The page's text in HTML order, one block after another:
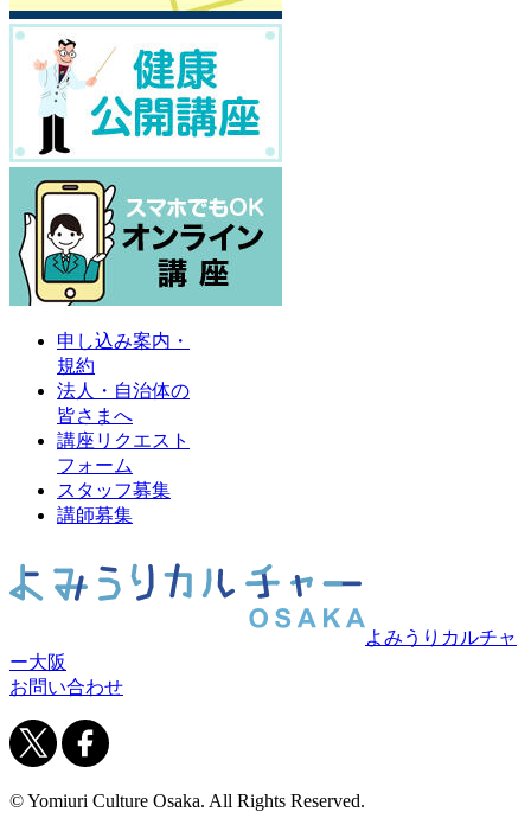
申し込み案内・
規約
法人・自治体の
皆さまへ
講座リクエスト
フォーム
スタッフ募集
講師募集
よみうりカルチャ
ー大阪
お問い合わせ
© Yomiuri Culture Osaka. All Rights Reserved.